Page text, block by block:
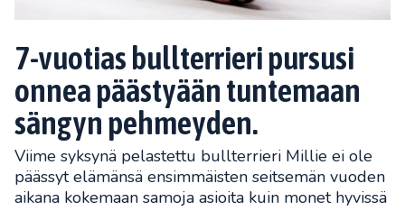
7-vuotias bullterrieri pursusi
onnea päästyään tuntemaan
sängyn pehmeyden.
Viime syksynä pelastettu bullterrieri Millie ei ole
päässyt elämänsä ensimmäisten seitsemän vuoden
aikana kokemaan samoja asioita kuin monet hyvissä